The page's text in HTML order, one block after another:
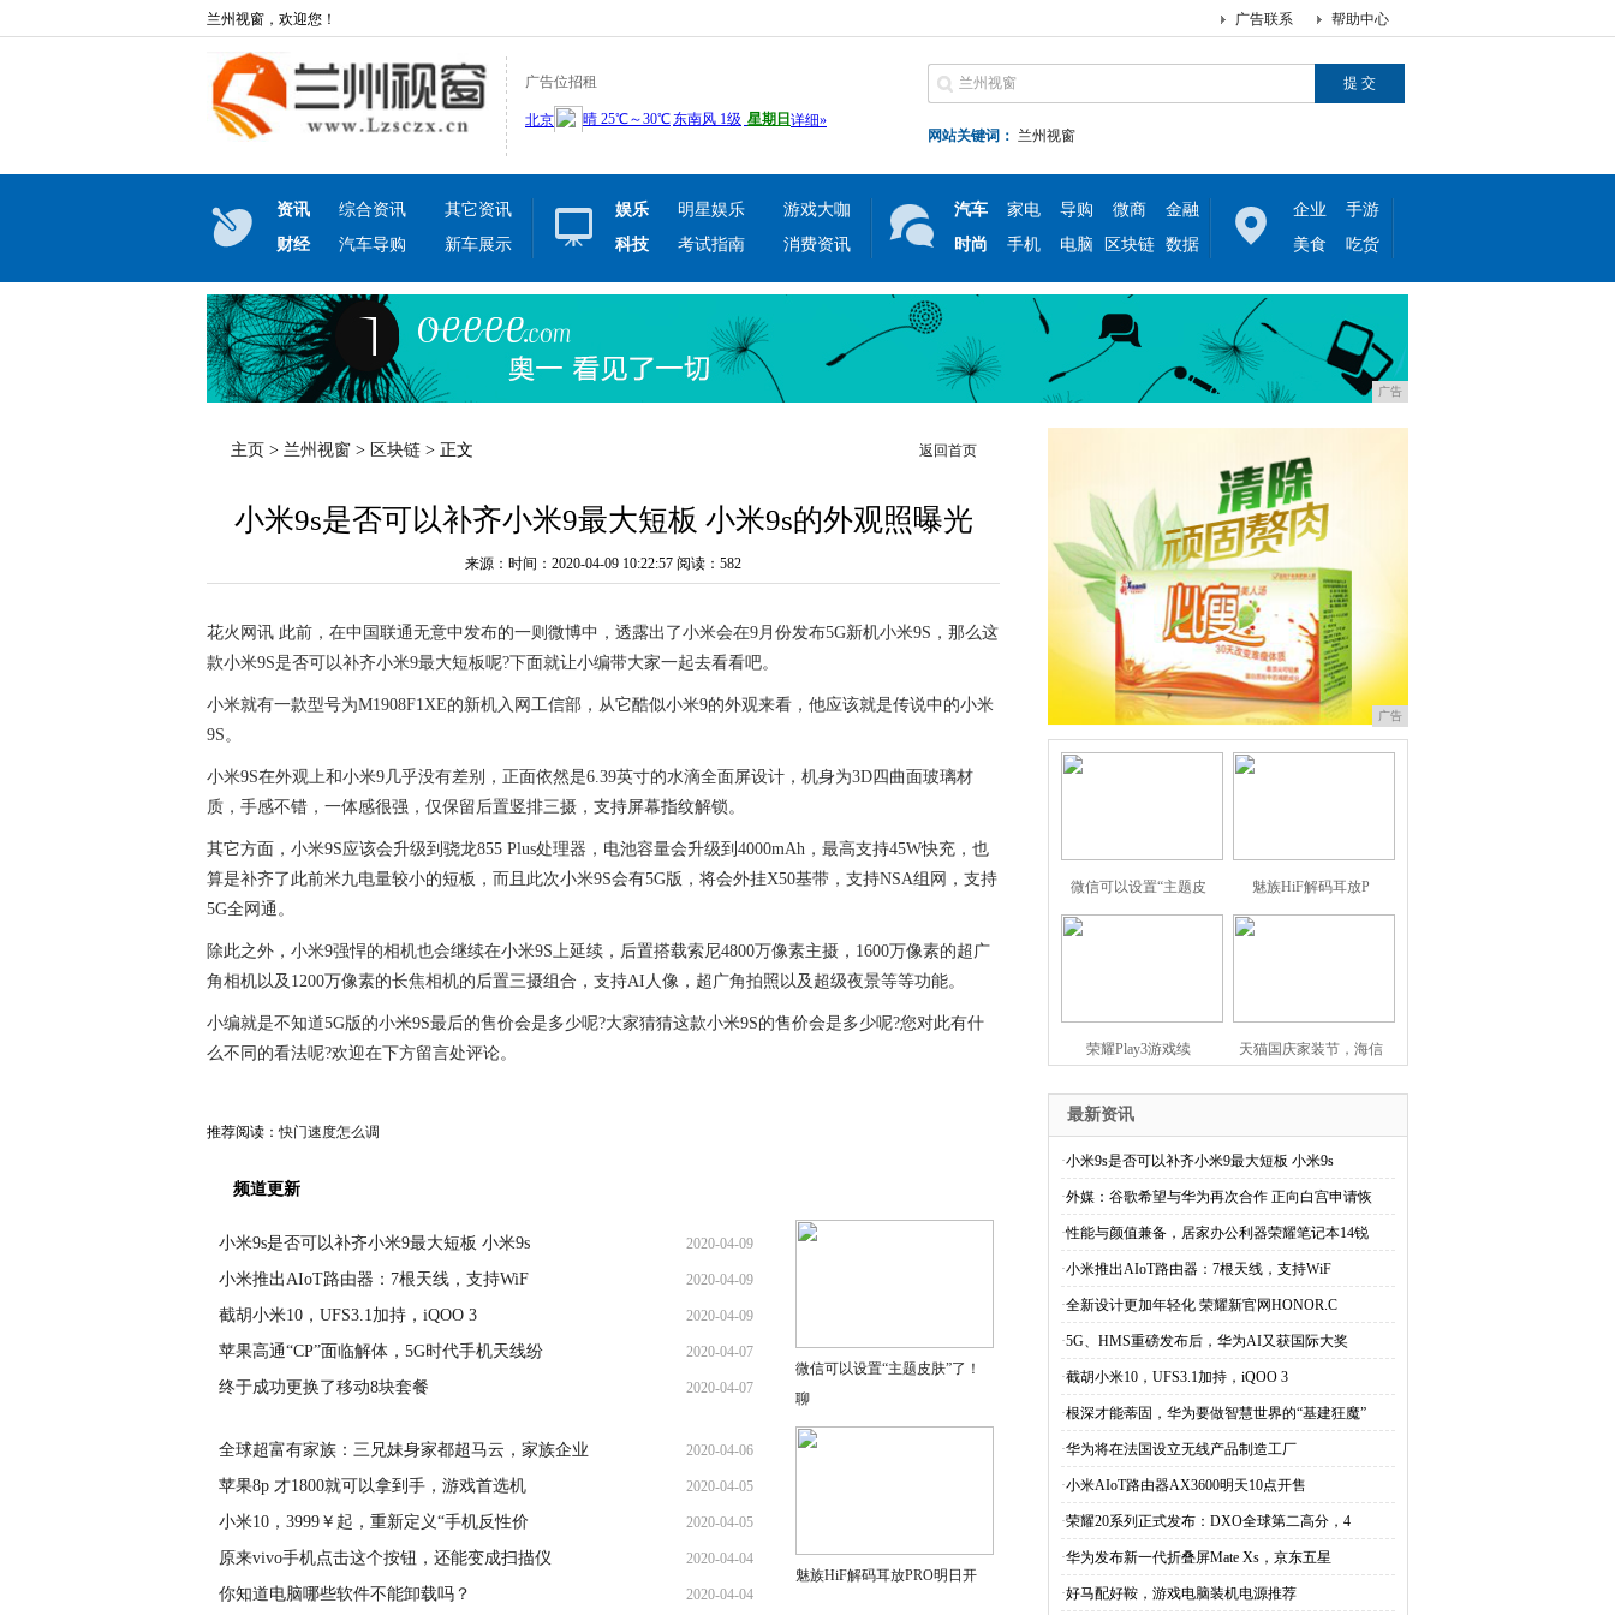
兰州视窗，欢迎您！ 帮助中心
广告联系
广告位招租
网站关键词： 兰州视窗
资讯 综合资讯
其它资讯
财经
汽车导购 新车展示
娱乐 明星娱乐
游戏大咖
科技
考试指南 消费资讯
汽车 家电 导购 微商
金融
时尚
手机 电脑 区块链 数据
企业
手游
美食
吃货
广告
主页 > 兰州视窗 > 区块链 > 正文 返回首页
小米9s是否可以补齐小米9最大短板 小米9s的外观照曝光
来源：时间：2020-04-09 10:22:57 阅读：582
花火网讯 此前，在中国联通无意中发布的一则微博中，透露出了小米会在9月份发布5G新机小米9S，那么这
款小米9S是否可以补齐小米9最大短板呢?下面就让小编带大家一起去看看吧。
小米就有一款型号为M1908F1XE的新机入网工信部，从它酷似小米9的外观来看，他应该就是传说中的小米
9S。
小米9S在外观上和小米9几乎没有差别，正面依然是6.39英寸的水滴全面屏设计，机身为3D四曲面玻璃材
质，手感不错，一体感很强，仅保留后置竖排三摄，支持屏幕指纹解锁。
其它方面，小米9S应该会升级到骁龙855 Plus处理器，电池容量会升级到4000mAh，最高支持45W快充，也
算是补齐了此前米九电量较小的短板，而且此次小米9S会有5G版，将会外挂X50基带，支持NSA组网，支持
5G全网通。
除此之外，小米9强悍的相机也会继续在小米9S上延续，后置搭载索尼4800万像素主摄，1600万像素的超广
角相机以及1200万像素的长焦相机的后置三摄组合，支持AI人像，超广角拍照以及超级夜景等等功能。
小编就是不知道5G版的小米9S最后的售价会是多少呢?大家猜猜这款小米9S的售价会是多少呢?您对此有什
么不同的看法呢?欢迎在下方留言处评论。
推荐阅读：快门速度怎么调
频道更新
小米9s是否可以补齐小米9最大短板 小米9s 2020-04-09
小米推出AIoT路由器：7根天线，支持WiF 2020-04-09
截胡小米10，UFS3.1加持，iQOO 3 2020-04-09
苹果高通“CP”面临解体，5G时代手机天线纷 2020-04-07
终于成功更换了移动8块套餐 2020-04-07
全球超富有家族：三兄妹身家都超马云，家族企业 2020-04-06
苹果8p 才1800就可以拿到手，游戏首选机 2020-04-05
小米10，3999￥起，重新定义“手机反性价 2020-04-05
原来vivo手机点击这个按钮，还能变成扫描仪 2020-04-04
你知道电脑哪些软件不能卸载吗？ 2020-04-04
微信可以设置“主题皮肤”了！
聊
魅族HiF解码耳放PRO明日开
广告
微信可以设置“主题皮 魅族HiF解码耳放P
荣耀Play3游戏续 天猫国庆家装节，海信
最新资讯
·小米9s是否可以补齐小米9最大短板 小米9s
·外媒：谷歌希望与华为再次合作 正向白宫申请恢
·性能与颜值兼备，居家办公利器荣耀笔记本14锐
·小米推出AIoT路由器：7根天线，支持WiF
·全新设计更加年轻化 荣耀新官网HONOR.C
·5G、HMS重磅发布后，华为AI又获国际大奖
·截胡小米10，UFS3.1加持，iQOO 3
·根深才能蒂固，华为要做智慧世界的“基建狂魔”
·华为将在法国设立无线产品制造工厂
·小米AIoT路由器AX3600明天10点开售
·荣耀20系列正式发布：DXO全球第二高分，4
·华为发布新一代折叠屏Mate Xs，京东五星
·好马配好鞍，游戏电脑装机电源推荐